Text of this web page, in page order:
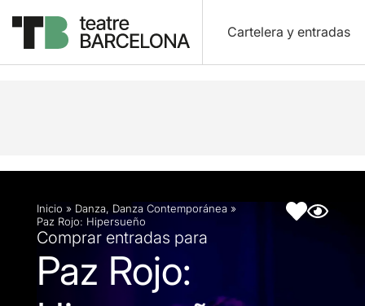
Cartelera y entradas
Descripción Ficha artística Fotos y vídeos
Inicio » Danza, Danza Contemporánea »
Paz Rojo: Hipersueño
Comprar entradas para
Paz Rojo: